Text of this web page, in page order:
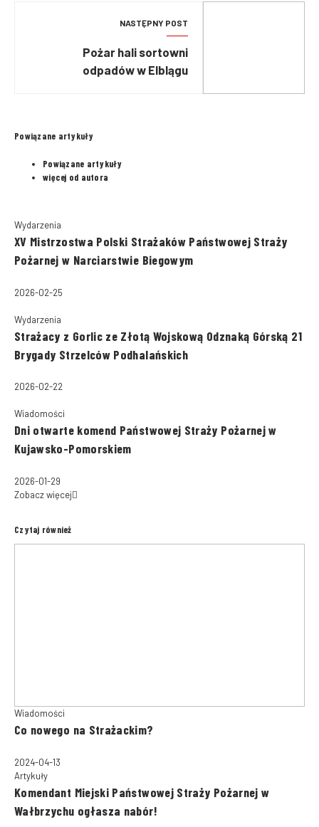
NASTĘPNY POST
Pożar hali sortowni
odpadów w Elblągu
Powiązane artykuły
Powiązane artykuły
więcej od autora
Wydarzenia
XV Mistrzostwa Polski Strażaków Państwowej Straży
Pożarnej w Narciarstwie Biegowym
2026-02-25
Wydarzenia
Strażacy z Gorlic ze Złotą Wojskową Odznaką Górską 21
Brygady Strzelców Podhalańskich
2026-02-22
Wiadomości
Dni otwarte komend Państwowej Straży Pożarnej w
Kujawsko-Pomorskiem
2026-01-29
Zobacz więcej
Czytaj również
Wiadomości
Co nowego na Strażackim?
2024-04-13
Artykuły
Komendant Miejski Państwowej Straży Pożarnej w
Wałbrzychu ogłasza nabór!